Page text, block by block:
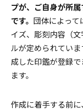
ソフト種別
プが、ご自身が所
です。 団体によっ
イズ、彫刻内容（
ルが定められてい
成した印鑑が登録
ます。
作成に着手する前